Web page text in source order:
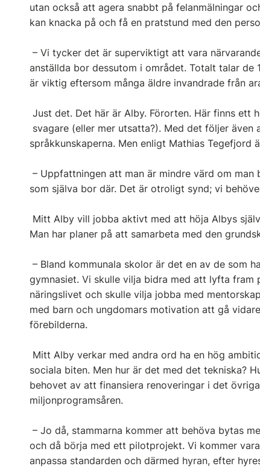
utan också att agera snabbt på felanmälningar
kan knacka på och få en pratstund med den
– Vi tycker det är superviktigt att vara
anställda bor dessutom i området. Totalt talar de
är viktig eftersom många äldre invandrade från
Just det. Det här är Alby. Förorten. Här finns ett
svagare (eller mer utsatta?). Med det följer
språkkunskaperna. Men enligt Mathias Tegefjord
– Uppfattningen att man är mindre värd om
som själva bor där. Det är otroligt synd; vi
Mitt Alby vill jobba aktivt med att höja Albys
Man har planer på att samarbeta med den
– Bland kommunala skolor är det en av de som
gymnasiet. Vi skulle vilja bidra med att lyfta
näringslivet och skulle vilja jobba med
med barn och ungdomars motivation att gå
förebilderna.
Mitt Alby verkar med andra ord ha en hög
sociala biten. Men hur är det med det tekniska?
behovet av att finansiera renoveringar i det
miljonprogramsåren.
– Jo då, stammarna kommer att behöva bytas
och då börja med ett pilotprojekt. Vi kommer
anpassa standarden och därmed hyran, efter